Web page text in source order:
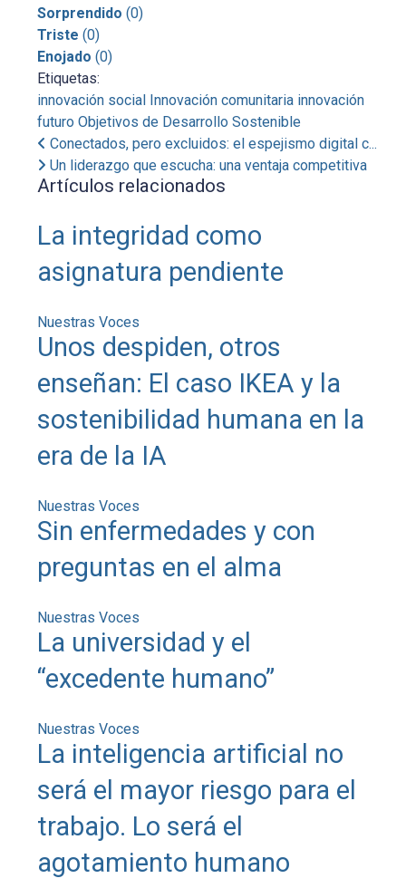
Sorprendido (0)
Triste (0)
Enojado (0)
Etiquetas:
innovación social Innovación comunitaria innovación
futuro Objetivos de Desarrollo Sostenible
Conectados, pero excluidos: el espejismo digital c...
Un liderazgo que escucha: una ventaja competitiva
Artículos relacionados
La integridad como
asignatura pendiente
Nuestras Voces
Unos despiden, otros
enseñan: El caso IKEA y la
sostenibilidad humana en la
era de la IA
Nuestras Voces
Sin enfermedades y con
preguntas en el alma
Nuestras Voces
La universidad y el
“excedente humano”
Nuestras Voces
La inteligencia artificial no
será el mayor riesgo para el
trabajo. Lo será el
agotamiento humano